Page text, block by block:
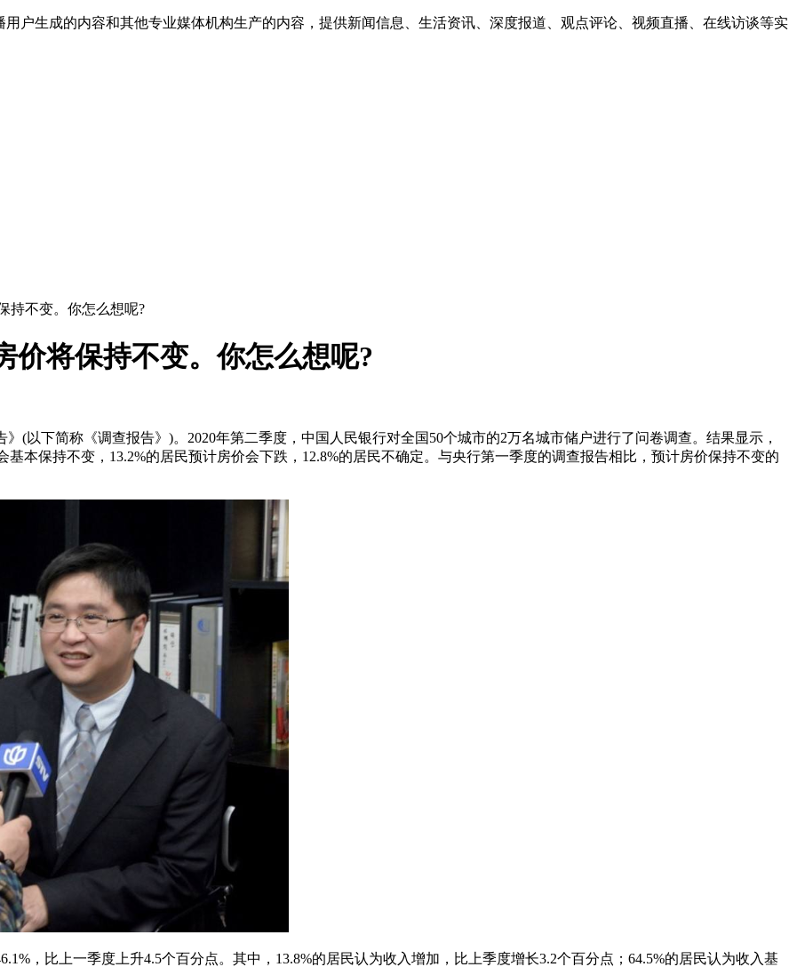
户生成的内容和其他专业媒体机构生产的内容，提供新闻信息、生活资讯、深度报道、观点评论、视频直播、在线访谈等实
持不变。你怎么想呢?
价将保持不变。你怎么想呢?
(以下简称《调查报告》)。2020年第二季度，中国人民银行对全国50个城市的2万名城市储户进行了问卷调查。结果显示，
基本保持不变，13.2%的居民预计房价会下跌，12.8%的居民不确定。与央行第一季度的调查报告相比，预计房价保持不变的
，比上一季度上升4.5个百分点。其中，13.8%的居民认为收入增加，比上季度增长3.2个百分点；64.5%的居民认为收入基